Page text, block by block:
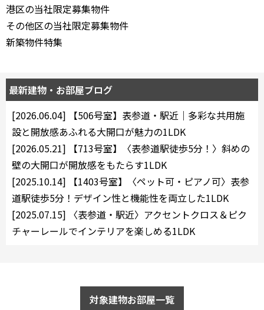
港区の当社限定募集物件
その他区の当社限定募集物件
新築物件特集
最新建物・お部屋ブログ
[2026.06.04]
【506号室】表参道・駅近｜多彩な共用施
設と開放感あふれる大開口が魅力の1LDK
[2026.05.21]
【713号室】〈表参道駅徒歩5分！〉斜めの
壁の大開口が開放感をもたらす1LDK
[2025.10.14]
【1403号室】〈ペット可・ピアノ可〉表参
道駅徒歩5分！デザイン性と機能性を両立した1LDK
[2025.07.15] 〈表参道・駅近〉アクセントクロス＆ピク
チャーレールでインテリアを楽しめる1LDK
対象建物お部屋一覧
指定なし
1年以内
3年以内
5年以内
15年以内
駅から徒歩
指定なし
1分以内
3分以内
5分以内
10分以内
15分以内
他条件
当社限定物件
専任物件
三井の賃貸物件